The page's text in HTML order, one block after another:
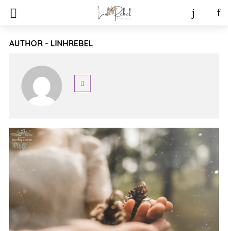
AUTHOR - LINHREBEL